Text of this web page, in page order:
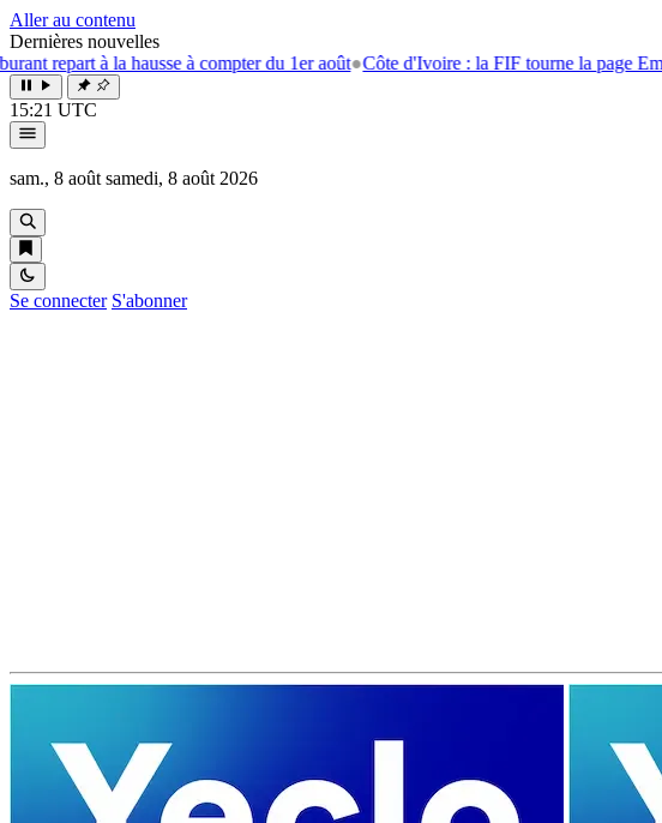
Aller au contenu
Dernières nouvelles
la hausse à compter du 1er août●Côte d'Ivoire : la FIF tourne la page Emerse Faé●
15:21 UTC
sam., 8 août samedi, 8 août 2026
Se connecter S'abonner